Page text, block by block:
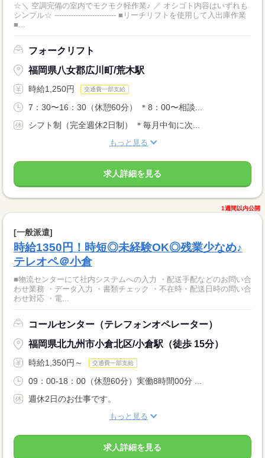
☆＼ 空調完備の室内でモクモク軽作業♪ ／ オシゴト内容はいずれも
シンプル☆ -------------------------- ■リーチリフトを使用して入出庫作業
■...
フォークリフト
福岡県八女郡広川町/荒木駅
時給1,250円 交通費一部支給
7：30〜16：30（休憩60分） ＊8：00〜相談...
シフト制（完全週休2日制） ＊毎月中旬に次...
もっと見る
求人詳細を見る
1週間以内公開
[一般派遣]
時給1350円！時短◎未経験OK◎残業少なめ♪
テレオペ＠小倉
■物流センターにて社内システムへの入力 ・配送手配などのお問い合
わせ業務 ・データ入力 ・書類チェック ・不在時・配送日時の問い合
わせ対応 ・電...
コールセンター（テレフォンオペレーター）
福岡県北九州市小倉北区/小倉駅（徒歩 15分）
時給1,350円～ 交通費一部支給
09：00-18：00（休憩60分）実働8時間00分 ...
週休2日のお仕事です。
もっと見る
求人詳細を見る